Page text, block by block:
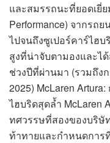
และสมรรถนะที่ยอดเยี่ย
Performance) จากรถ
ไปจนถึงซูเปอร์คาร์ไฮ
สูงที่น่าจับตามองและไ
ช่วงปีที่ผ่านมา (รวมถึง
2025) McLaren
ไฮบริดสุดล้ำ McLaren
ทศวรรษที่สองของบริษั
ท้าทายและกำหนดการ